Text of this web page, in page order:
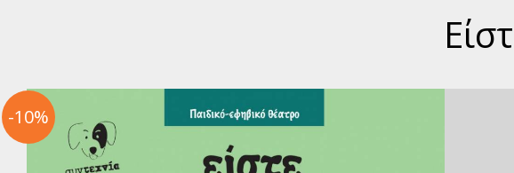
Παγκόσμια Πεζογραφία
Παγκόσμια Ποίηση
Εφηβική Λογοτεχνία
-10%